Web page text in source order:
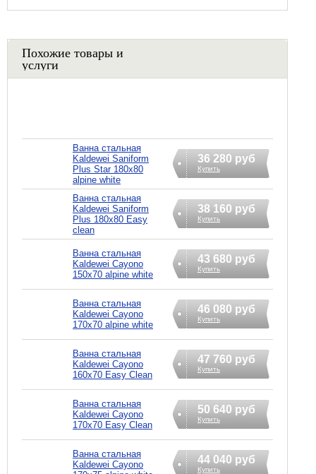
Похожие товары и
услуги
Ванна стальная
Kaldewei Saniform
Plus Star 180x80
alpine white
36 280 руб
Купить
Ванна стальная
Kaldewei Saniform
Plus 180x80 Easy
clean
38 160 руб
Купить
Ванна стальная
Kaldewei Cayono
150x70 alpine white
43 680 руб
Купить
Ванна стальная
Kaldewei Cayono
170x70 alpine white
46 080 руб
Купить
Ванна стальная
Kaldewei Cayono
160x70 Easy Clean
47 760 руб
Купить
Ванна стальная
Kaldewei Cayono
170x70 Easy Clean
50 640 руб
Купить
Ванна стальная
Kaldewei Cayono
44 040 руб
Купить